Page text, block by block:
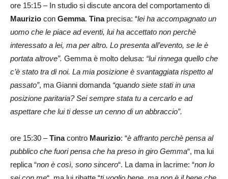
ore 15:15 – In studio si discute ancora del comportamento di
Maurizio con Gemma. Tinaprecisa: “lei ha accompagnato un
uomo che le piace ad eventi, lui ha accettato non perchè
interessato a lei, ma per altro. Lo presenta all’evento, se le è
portata altrove”. Gemma è molto delusa: “lui rinnega quello che
c’è stato tra di noi. La mia posizione è svantaggiata rispetto al
passato”, ma Gianni domanda “quando siete stati in una
posizione paritaria? Sei sempre stata tu a cercarlo e ad
aspettare che lui ti desse un cenno di un abbraccio”.
ore 15:30 –Tinacontro Maurizio: “è affranto perchè pensa al
pubblico che fuori pensa che ha preso in giro Gemma“, ma lui
replica “non è così, sono sincero“. La dama in lacrime: “non lo